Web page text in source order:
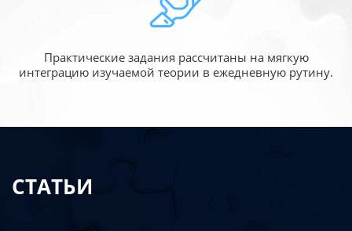
Практические задания рассчитаны на мягкую
интеграцию изучаемой теории в ежедневную рутину.
СТАТЬИ